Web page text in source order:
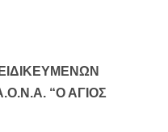
“Ο ΑΓΙΟΣ